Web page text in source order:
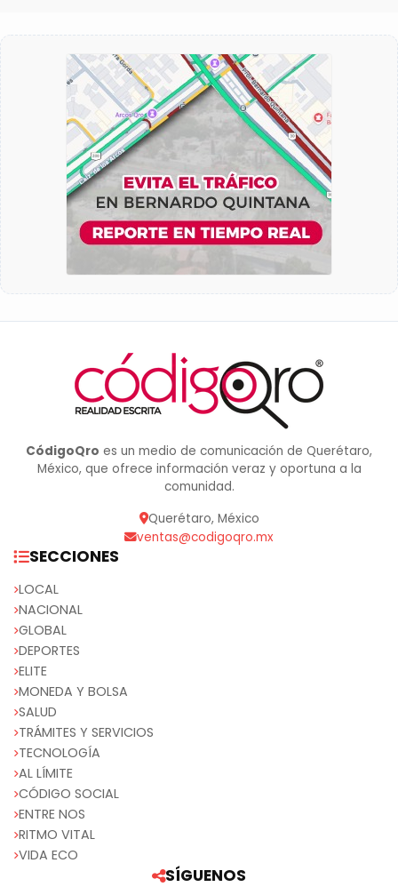
CódigoQro es un medio de comunicación de Querétaro,
México, que ofrece información veraz y oportuna a la
comunidad.
Querétaro, México
ventas@codigoqro.mx
SECCIONES
LOCAL
NACIONAL
GLOBAL
DEPORTES
ELITE
MONEDA Y BOLSA
SALUD
TRÁMITES Y SERVICIOS
TECNOLOGÍA
AL LÍMITE
CÓDIGO SOCIAL
ENTRE NOS
RITMO VITAL
VIDA ECO
SÍGUENOS